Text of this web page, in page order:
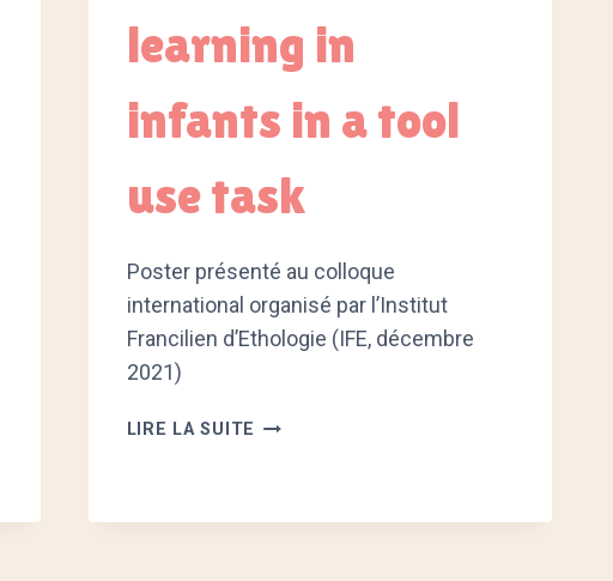
learning in
infants in a tool
use task
Poster présenté au colloque
international organisé par l’Institut
Francilien d’Ethologie (IFE, décembre
2021)
LIRE LA SUITE THE